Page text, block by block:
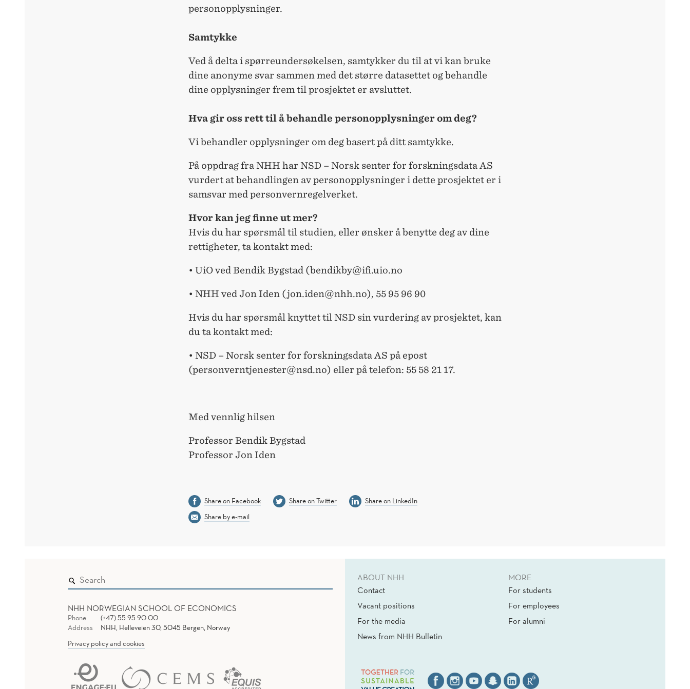
personopplysninger.
Samtykke
Ved å delta i spørreundersøkelsen, samtykker du til at vi kan bruke
dine anonyme svar sammen med det større datasettet og behandle
dine opplysninger frem til prosjektet er avsluttet.
Hva gir oss rett til å behandle personopplysninger om deg?
Vi behandler opplysninger om deg basert på ditt samtykke.
På oppdrag fra NHH har NSD – Norsk senter for forskningsdata AS
vurdert at behandlingen av personopplysninger i dette prosjektet er i
samsvar med personvernregelverket.
Hvor kan jeg finne ut mer?
Hvis du har spørsmål til studien, eller ønsker å benytte deg av dine
rettigheter, ta kontakt med:
• UiO ved Bendik Bygstad (bendikby@ifi.uio.no
• NHH ved Jon Iden (jon.iden@nhh.no), 55 95 96 90
Hvis du har spørsmål knyttet til NSD sin vurdering av prosjektet, kan
du ta kontakt med:
• NSD – Norsk senter for forskningsdata AS på epost
(personverntjenester@nsd.no) eller på telefon: 55 58 21 17.
Med vennlig hilsen
Professor Bendik Bygstad
Professor Jon Iden
Share on Facebook Share on Twitter
Share on LinkedIn
Share by e-mail
NHH NORWEGIAN SCHOOL OF ECONOMICS
Phone
(+47) 55 95 90 00
Address
NHH, Helleveien 30, 5045 Bergen, Norway
Privacy policy and cookies
ABOUT NHH
Contact
Vacant positions
For the media
News from NHH Bulletin
MORE
For students
For employees
For alumni